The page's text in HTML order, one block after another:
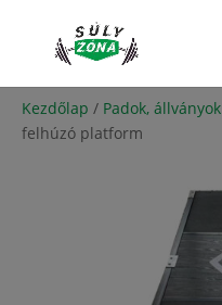
Kezdőlap / Padok, állványok
felhúzó platform